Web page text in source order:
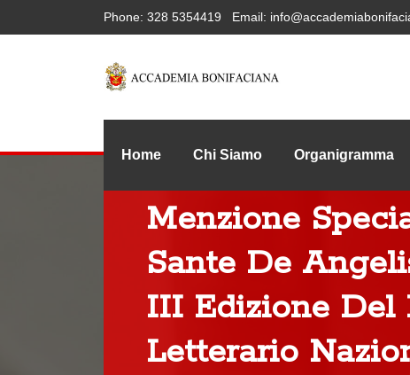
Phone: 328 5354419 Email:
Home Chi Siamo Organigramma
Menzione
Sante De
III Edizione Del
Letterario